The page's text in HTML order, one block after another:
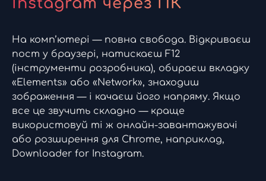
На комп’ютері — повна свобода. Відкриваєш
пост у браузері, натискаєш F12
(інструменти розробника), обираєш вкладку
«Elements» або «Network», знаходиш
зображення — і качаєш його напряму. Якщо
все це звучить складно — краще
використовуй ті ж онлайн-завантажувачі
або розширення для Chrome, наприклад,
Downloader for Instagram.